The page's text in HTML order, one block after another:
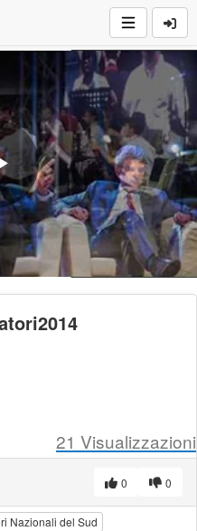
21 Visualizzazioni
0
0
Nazionali del Sud